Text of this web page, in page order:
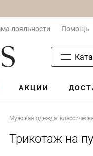
лояльности Помощь
АКЦИИ
Мужская одежда:
Трикотаж на